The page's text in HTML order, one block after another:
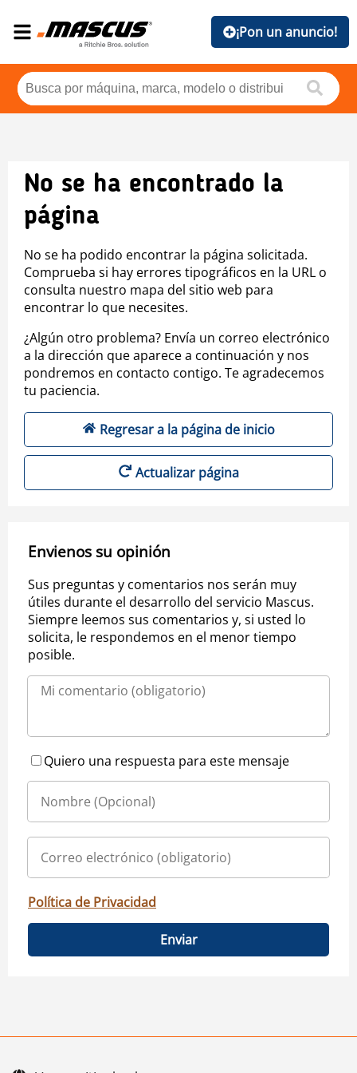
¡Pon un anuncio!
No se ha encontrado la
página
No se ha podido encontrar la página solicitada.
Comprueba si hay errores tipográficos en la URL o
consulta nuestro mapa del sitio web para
encontrar lo que necesites.
¿Algún otro problema? Envía un correo electrónico
a la dirección que aparece a continuación y nos
pondremos en contacto contigo. Te agradecemos
tu paciencia.
Regresar a la página de inicio
Actualizar página
Envienos su opinión
Sus preguntas y comentarios nos serán muy
útiles durante el desarrollo del servicio Mascus.
Siempre leemos sus comentarios y, si usted lo
solicita, le respondemos en el menor tiempo
posible.
Quiero una respuesta para este mensaje
Política de Privacidad
Enviar